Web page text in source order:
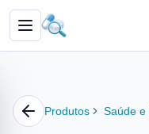
Produtos Saúde e